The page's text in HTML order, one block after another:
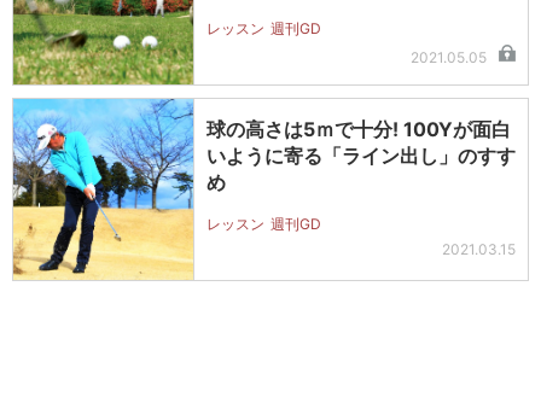
レッスン 週刊GD
2021.05.05
球の高さは5ｍで十分! 100Yが面白
いように寄る「ライン出し」のすす
め
レッスン 週刊GD
2021.03.15